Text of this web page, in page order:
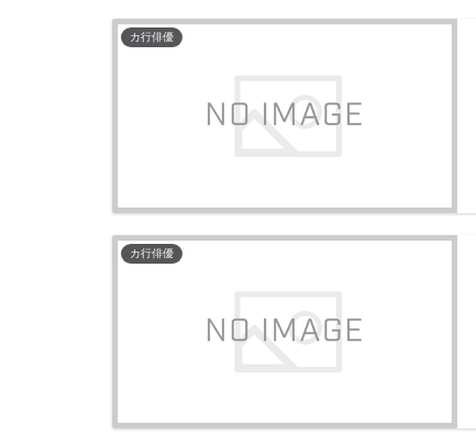
カ行俳優
カ行俳優